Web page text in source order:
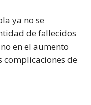
ya no se
de fallecidos
en el aumento
complicaciones de